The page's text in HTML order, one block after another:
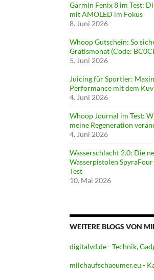
Garmin Fenix 8 im Test:
mit AMOLED im Fokus
8. Juni 2026
Whoop Gutschein: So
Gratismonat (Code:
5. Juni 2026
Juicing für Sportler:
Performance mit dem
4. Juni 2026
Whoop Journal im Test:
meine Regeneration
4. Juni 2026
Wasserschlacht 2.0: Die
Wasserpistolen
Test
10. Mai 2026
WEITERE BLOGS VON
digitalvd.de - Technik,
milchaufschaeumer.eu -